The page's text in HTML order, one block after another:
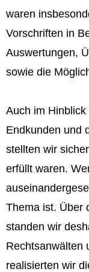
waren
Vorschriften in
Auswertungen,
sowie die
Auch im
Endkunden und
stellten wir
erfüllt waren.
Thema ist. Über
standen wir
Rechtsanwälten
realisierten wir